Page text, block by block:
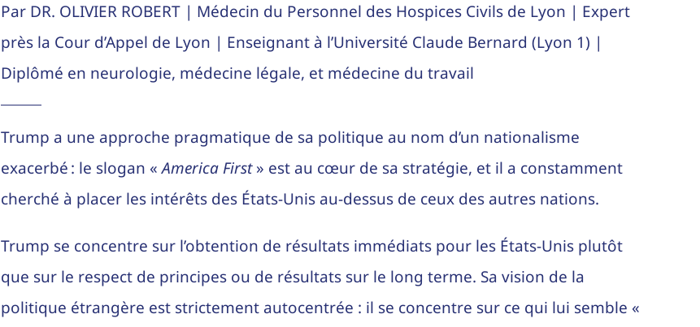
Par DR. OLIVIER ROBERT | Médecin du Personnel des Hospices Civils de Lyon | Expert
près la Cour d’Appel de Lyon | Enseignant à l’Université Claude Bernard (Lyon 1) |
Diplômé en neurologie, médecine légale, et médecine du travail
Trump a une approche pragmatique de sa politique au nom d’un nationalisme
exacerbé : le slogan «America First» est au cœur de sa stratégie, et il a constamment
cherché à placer les intérêts des États-Unis au-dessus de ceux des autres nations.
Trump se concentre sur l’obtention de résultats immédiats pour les États-Unis plutôt
que sur le respect de principes ou de résultats sur le long terme. Sa vision de la
politique étrangère est strictement autocentrée : il se concentre sur ce qui lui semble «